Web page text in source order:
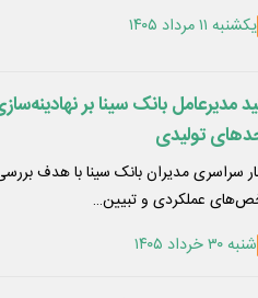
یکشنبه ۱۱ مرداد ۱۴۰۵
مدیرعامل بانک سینا بر
تولیدی
سراسری مدیران بانک سینا با هدف
عملکردی و تبیین…
شنبه ۳۰ خرداد ۱۴۰۵